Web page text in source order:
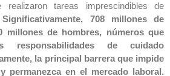
realizaron tareas imprescindibles de
Significativamente, 708 millones de
millones de hombres, números que
responsabilidades de cuidado
la principal barrera que impide
permanezca en el mercado laboral.